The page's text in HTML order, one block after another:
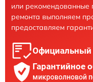
или рекомендованные
ремонта выполняем
предоставляем
Официальный
Гарантийное
микроволновой